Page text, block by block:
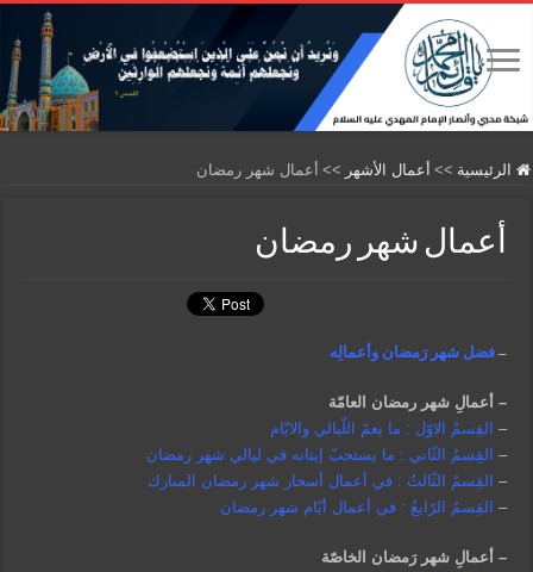
الرئيسية >> أعمال الأشهر >> أعمال شهر رمضان
أعمال شهر رمضان
–فضل شهر رَمضان وأعمالِه
– أعمالِ شهر رمضان العامّة
– القِسمُ الاوّل : ما يعمّ اللّيالي والايّام
– القِسمُ الثّاني : ما يستحبّ إيتانه في ليالي شهر رمضان
– القِسمُ الثّالثُ : في أعمال أسحار شهر رمضان المبارك
– القِسمُ الرّابعُ : في أعمال أيّام شهر رمضان
– أعمالِ شهر رَمضان الخاصّة